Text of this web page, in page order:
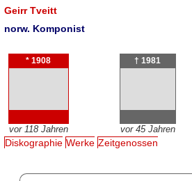
Geirr Tveitt
norw. Komponist
* 1908
vor 118 Jahren
† 1981
vor 45 Jahren
Diskographie Werke Zeitgenossen